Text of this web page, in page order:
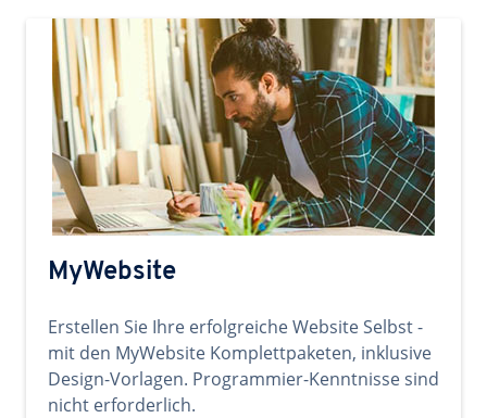
MyWebsite
Erstellen Sie Ihre erfolgreiche Website Selbst -
mit den MyWebsite Komplettpaketen, inklusive
Design-Vorlagen. Programmier-Kenntnisse sind
nicht erforderlich.